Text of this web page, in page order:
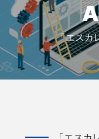
「エスカ